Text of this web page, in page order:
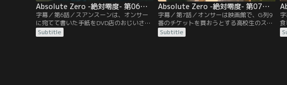
Absolute Zero -絶対零度- 第06話／字幕
字幕／第6話／スアンスーンは、オンサー
に宛てて書いた手紙をDVD店のおじいさん
に預ける。後日、隣の部屋に住む高校生と
話したあとに違和感を覚えたスアンスーン
Subtitle
Absolute Zero -絶対零度- 第07話／字幕
字幕／第7話／オンサーは映画館で、G列9
番のチケットを買おうとする高校生のスア
ンスーンに声をかける。オンサーもチケッ
トを買い、スアンスーンの隣の席で映画を
Subtitle